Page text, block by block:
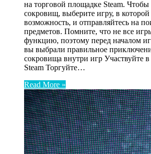
на торговой площадке Steam. Чтобы
сокровищ, выберите игру, в которой
возможность, и отправляйтесь на
предметов. Помните, что не все
функцию, поэтому перед началом
вы выбрали правильное
сокровища внутри игр Участвуйте
Steam Торгуйте…
Read More »